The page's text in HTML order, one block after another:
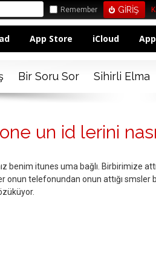
Remember
App Store iCloud
Bir Soru Sor Sihirli Elma
un id lerini
benim itunes uma bağlı. Birbirimize
onun telefonundan onun attığı smsler